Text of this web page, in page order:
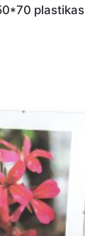
plastikas